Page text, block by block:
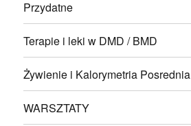
Przydatne
Terapie i leki w DMD / BMD
Żywienie i Kalorymetria Posrednia
WARSZTATY